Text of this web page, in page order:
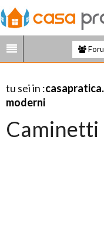
tu sei in :
moderni
Caminetti